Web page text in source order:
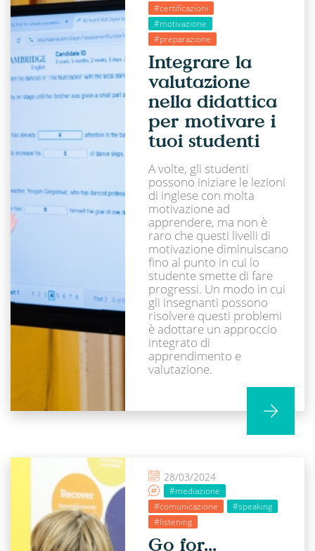
#certificazioni
#motivazione
#preparazione
Integrare la
valutazione
nella didattica
per motivare i
tuoi studenti
A volte, gli studenti
possono iniziare le lezioni
di inglese con molta
motivazione ad
apprendere, ma non è
raro che questi livelli di
motivazione diminuiscano
fino al punto in cui lo
studente smette di fare
progressi. Un modo in cui
gli insegnanti possono
risolvere questi problemi
è adottare un approccio
integrato di
apprendimento e
valutazione.
28/03/2024
#mediazione
#comunicazione
#speaking
#listening
Go for…